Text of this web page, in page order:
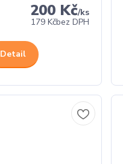
200 Kč/ks
179 Kčbez DPH
Detail